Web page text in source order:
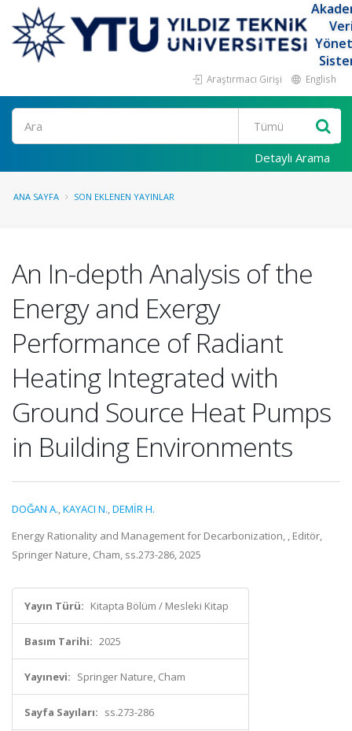
Araştırmacı Girişi English
Ara
Detaylı Arama
ANA SAYFA SON EKLENEN YAYINLAR
An In-depth Analysis of the
Energy and Exergy
Performance of Radiant
Heating Integrated with
Ground Source Heat Pumps
in Building Environments
DOĞAN A.,KAYACI N.,DEMİR H.
Energy Rationality and Management for Decarbonization, , Editör,
Springer Nature, Cham, ss.273-286, 2025
Yayın Türü: Kitapta Bölüm / Mesleki Kitap
Basım Tarihi: 2025
Yayınevi: Springer Nature, Cham
Sayfa Sayıları: ss.273-286